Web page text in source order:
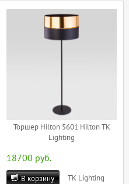
Торшер Hilton 5601 Hilton TK
Lighting
18700 руб.
В корзину
TK Lighting